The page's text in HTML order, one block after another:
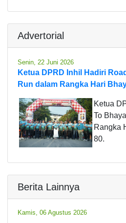
Advertorial
Senin, 22 Juni 2026
Ketua DPRD Inhil Hadiri
Run dalam Rangka Hari
Ketua
To
Rangka
80.
Berita Lainnya
Kamis, 06 Agustus 2026